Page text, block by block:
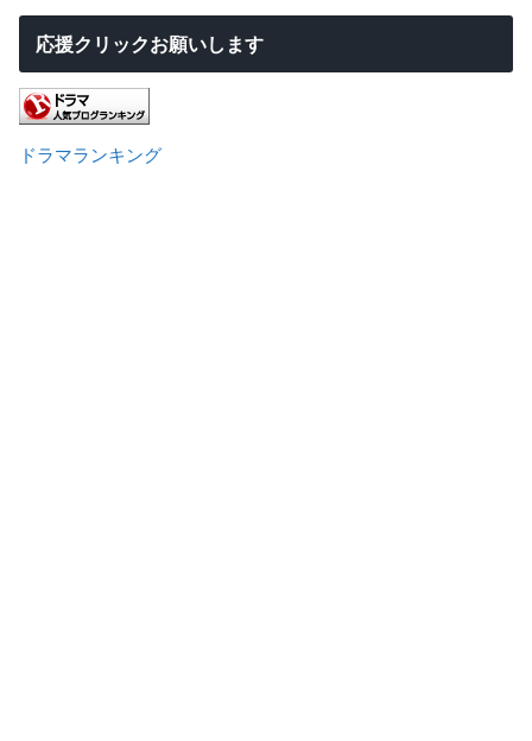
応援クリックお願いします
ドラマランキング